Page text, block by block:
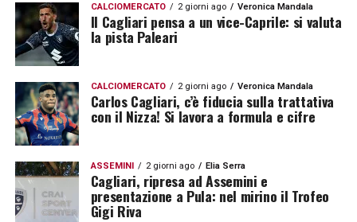
CALCIOMERCATO 2 giorni ago Veronica Mandala
Il Cagliari pensa a un vice-Caprile: si valuta
la pista Paleari
CALCIOMERCATO 2 giorni ago Veronica Mandala
Carlos Cagliari, c’è fiducia sulla trattativa
con il Nizza! Si lavora a formula e cifre
ASSEMINI 2 giorni ago Elia Serra
Cagliari, ripresa ad Assemini e
presentazione a Pula: nel mirino il Trofeo
Gigi Riva